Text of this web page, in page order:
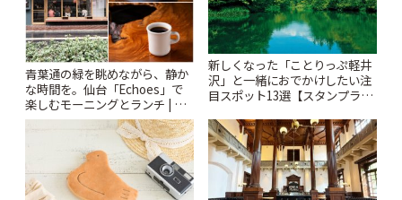
青葉通の緑を眺めながら、静か
な時間を。仙台「Echoes」で
楽しむモーニングとランチ | こ
とりっぷ
新しくなった「ことりっぷ軽井
沢」と一緒におでかけしたい注
目スポット13選【スタンプラリ